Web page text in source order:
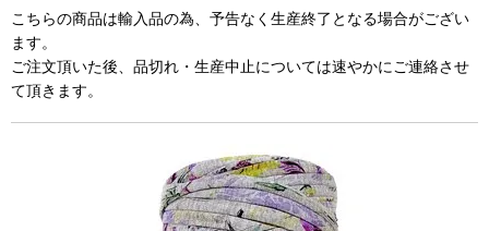
こちらの商品は輸入品の為、予告なく生産終了となる場合がござい
ます。
ご注文頂いた後、品切れ・生産中止については速やかにご連絡させ
て頂きます。